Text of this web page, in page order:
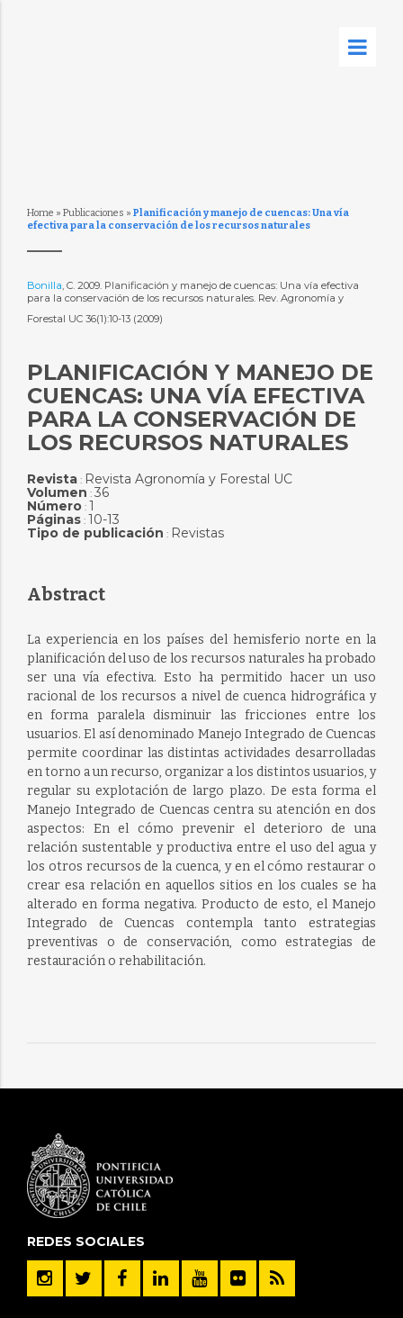
Home » Publicaciones » Planificación y manejo de cuencas: Una vía
efectiva para la conservación de los recursos naturales
Bonilla, C. 2009. Planificación y manejo de cuencas: Una vía efectiva
para la conservación de los recursos naturales. Rev. Agronomía y
Forestal UC 36(1):10-13 (2009)
PLANIFICACIÓN Y MANEJO DE
CUENCAS: UNA VÍA EFECTIVA
PARA LA CONSERVACIÓN DE
LOS RECURSOS NATURALES
Revista: Revista Agronomía y Forestal UC
Volumen : 36
Número: 1
Páginas: 10-13
Tipo de publicación : Revistas
Abstract
La experiencia en los países del hemisferio norte en la
planificación del uso de los recursos naturales ha probado
ser una vía efectiva. Esto ha permitido hacer un uso
racional de los recursos a nivel de cuenca hidrográfica y
en forma paralela disminuir las fricciones entre los
usuarios. El así denominado Manejo Integrado de Cuencas
permite coordinar las distintas actividades desarrolladas
en torno a un recurso, organizar a los distintos usuarios, y
regular su explotación de largo plazo. De esta forma el
Manejo Integrado de Cuencas centra su atención en dos
aspectos: En el cómo prevenir el deterioro de una
relación sustentable y productiva entre el uso del agua y
los otros recursos de la cuenca, y en el cómo restaurar o
crear esa relación en aquellos sitios en los cuales se ha
alterado en forma negativa. Producto de esto, el Manejo
Integrado de Cuencas contempla tanto estrategias
preventivas o de conservación, como estrategias de
restauración o rehabilitación.
REDES SOCIALES